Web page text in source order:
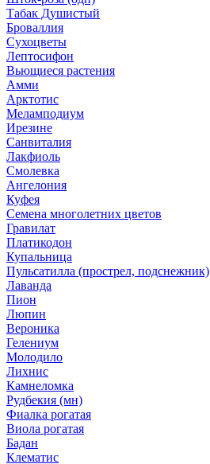
Табак Душистый
Броваллия
Сухоцветы
Лептосифон
Вьющиеся растения
Амми
Арктотис
Меламподиум
Ирезине
Санвиталия
Лакфиоль
Смолевка
Ангелония
Куфея
Семена многолетних цветов
Гравилат
Платикодон
Купальница
Пульсатилла (прострел, подснежник)
Лаванда
Пион
Люпин
Вероника
Гелениум
Молодило
Лихнис
Камнеломка
Рудбекия (мн)
Фиалка рогатая
Виола рогатая
Бадан
Клематис